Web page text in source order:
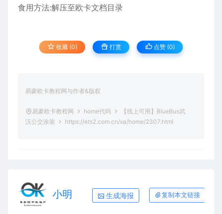
食用方法:解压至欧卡文档目录
收藏 (0) 打赏 点赞 (0)
易豪欧卡教程网与作者&版权
易豪欧卡教程网 home代码
【线上可用】BlueBus武
汉公交涂装
https://ets2.com.cn/xa/home/2307.html
小明 生成海报 复制本文链接